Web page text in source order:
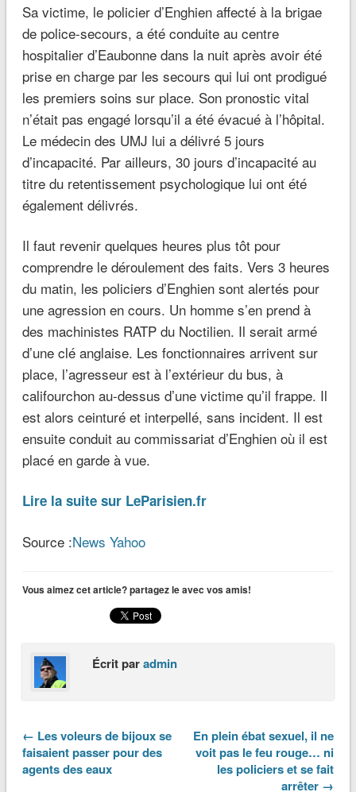
Sa victime, le policier d’Enghien affecté à la brigae
de police-secours, a été conduite au centre
hospitalier d’Eaubonne dans la nuit après avoir été
prise en charge par les secours qui lui ont prodigué
les premiers soins sur place. Son pronostic vital
n’était pas engagé lorsqu’il a été évacué à l’hôpital.
Le médecin des UMJ lui a délivré 5 jours
d’incapacité. Par ailleurs, 30 jours d’incapacité au
titre du retentissement psychologique lui ont été
également délivrés.
Il faut revenir quelques heures plus tôt pour
comprendre le déroulement des faits. Vers 3 heures
du matin, les policiers d’Enghien sont alertés pour
une agression en cours. Un homme s’en prend à
des machinistes RATP du Noctilien. Il serait armé
d’une clé anglaise. Les fonctionnaires arrivent sur
place, l’agresseur est à l’extérieur du bus, à
califourchon au-dessus d’une victime qu’il frappe. Il
est alors ceinturé et interpellé, sans incident. Il est
ensuite conduit au commissariat d’Enghien où il est
placé en garde à vue.
Lire la suite sur LeParisien.fr
Source :News Yahoo
Vous aimez cet article? partagez le avec vos amis!
Écrit paradmin
← Les voleurs de bijoux se
faisaient passer pour des
agents des eaux
En plein ébat sexuel, il ne
voit pas le feu rouge… ni
les policiers et se fait
arrêter →